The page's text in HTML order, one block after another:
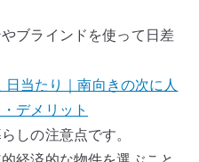
ブラインドを使って日差
当たり｜南向きの次に人
デメリット
しの注意点です。